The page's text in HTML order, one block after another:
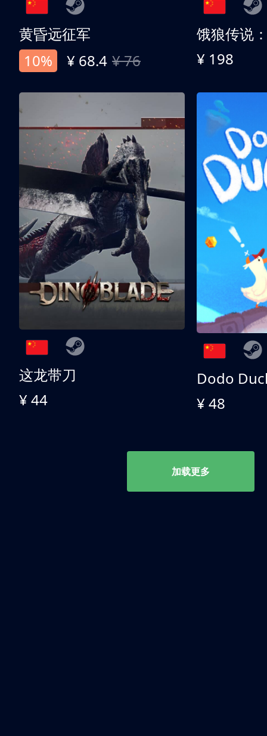
黄昏远征军
10%
¥ 68.4 ¥ 76 ¥ 198
这龙带刀
¥ 44
Dodo
¥ 48
加载更多